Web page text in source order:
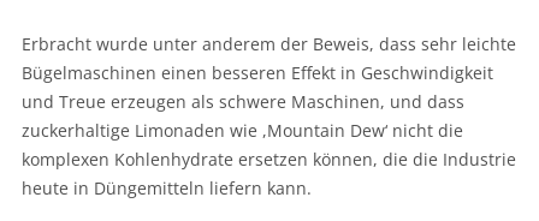
Erbracht wurde unter anderem der Beweis, dass sehr leichte
Bügelmaschinen einen besseren Effekt in Geschwindigkeit
und Treue erzeugen als schwere Maschinen, und dass
zuckerhaltige Limonaden wie ,Mountain Dew‘ nicht die
komplexen Kohlenhydrate ersetzen können, die die Industrie
heute in Düngemitteln liefern kann.